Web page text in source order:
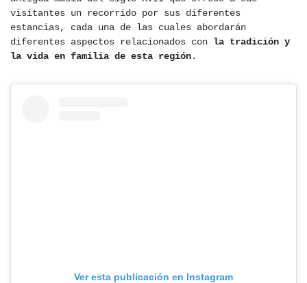
visitantes un recorrido por sus diferentes
estancias, cada una de las cuales abordarán
diferentes aspectos relacionados con la tradición y
la vida en familia de esta región.
Ver esta publicación en Instagram